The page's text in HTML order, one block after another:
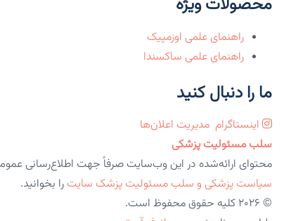
راهنمای علمی اوزمپیک
راهنمای علمی ساکسندا
ما را دنبال کنید
اینستاگرام مدیریت اعلان‌ها
سلب مسئولیت پزشکی
محتوای ارائه‌شده در این وب‌سایت صرفاً جهت اطلاع‌رسانی
سیاست پزشکی و سلب مسئولیت پزشک سایت را بخوانید.
© 2026 کلیه حقوق محفوظ است.